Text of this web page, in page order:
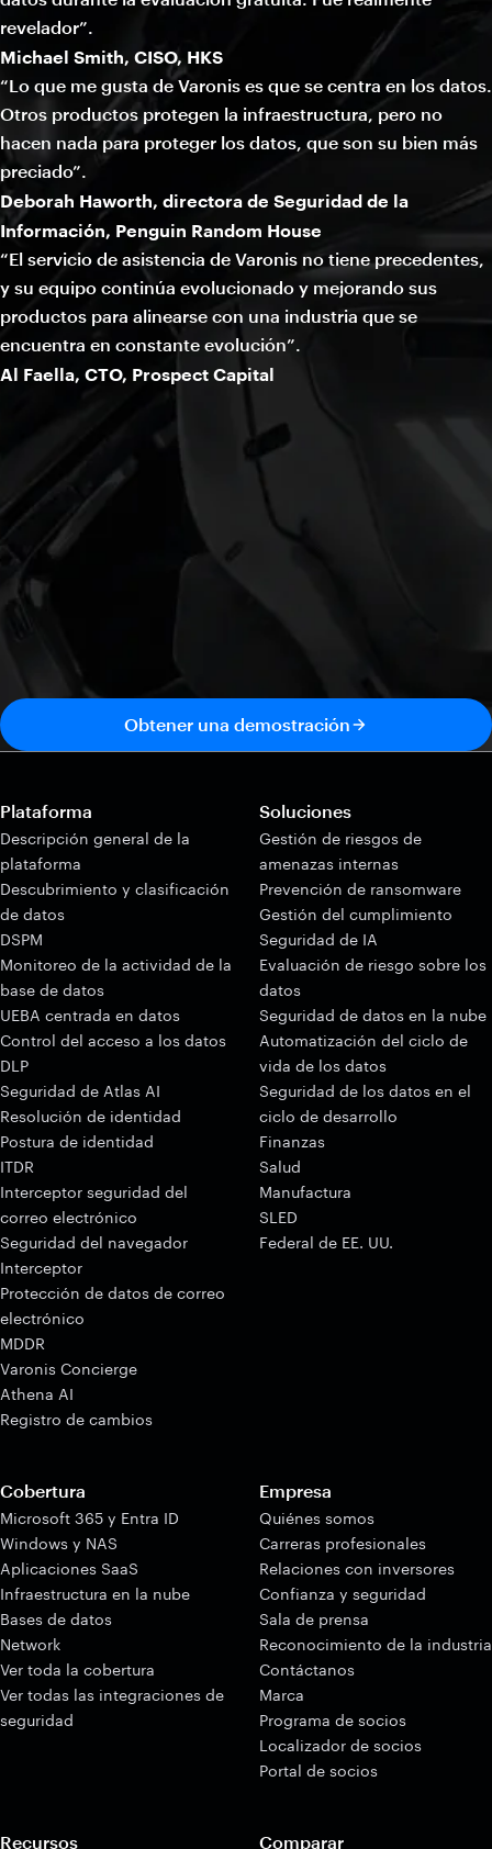
revelador”.
Michael Smith, CISO, HKS
“Lo que me gusta de Varonis es que se centra en los datos.
Otros productos protegen la infraestructura, pero no
hacen nada para proteger los datos, que son su bien más
preciado”.
Deborah Haworth, directora de Seguridad de la
Información, Penguin Random House
“El servicio de asistencia de Varonis no tiene precedentes,
y su equipo continúa evolucionado y mejorando sus
productos para alinearse con una industria que se
encuentra en constante evolución”.
Al Faella, CTO, Prospect Capital
Obtener una demostración
Plataforma
Descripción general de la
plataforma
Descubrimiento y clasificación
de datos
DSPM
Monitoreo de la actividad de la
base de datos
UEBA centrada en datos
Control del acceso a los datos
DLP
Seguridad de Atlas AI
Resolución de identidad
Postura de identidad
ITDR
Interceptor seguridad del
correo electrónico
Seguridad del navegador
Interceptor
Protección de datos de correo
electrónico
MDDR
Varonis Concierge
Athena AI
Registro de cambios
Soluciones
Gestión de riesgos de
amenazas internas
Prevención de ransomware
Gestión del cumplimiento
Seguridad de IA
Evaluación de riesgo sobre los
datos
Seguridad de datos en la nube
Automatización del ciclo de
vida de los datos
Seguridad de los datos en el
ciclo de desarrollo
Finanzas
Salud
Manufactura
SLED
Federal de EE. UU.
Cobertura
Microsoft 365 y Entra ID
Windows y NAS
Aplicaciones SaaS
Infraestructura en la nube
Bases de datos
Network
Ver toda la cobertura
Ver todas las integraciones de
seguridad
Empresa
Quiénes somos
Carreras profesionales
Relaciones con inversores
Confianza y seguridad
Sala de prensa
Reconocimiento de la industria
Contáctanos
Marca
Programa de socios
Localizador de socios
Portal de socios
Recursos Comparar